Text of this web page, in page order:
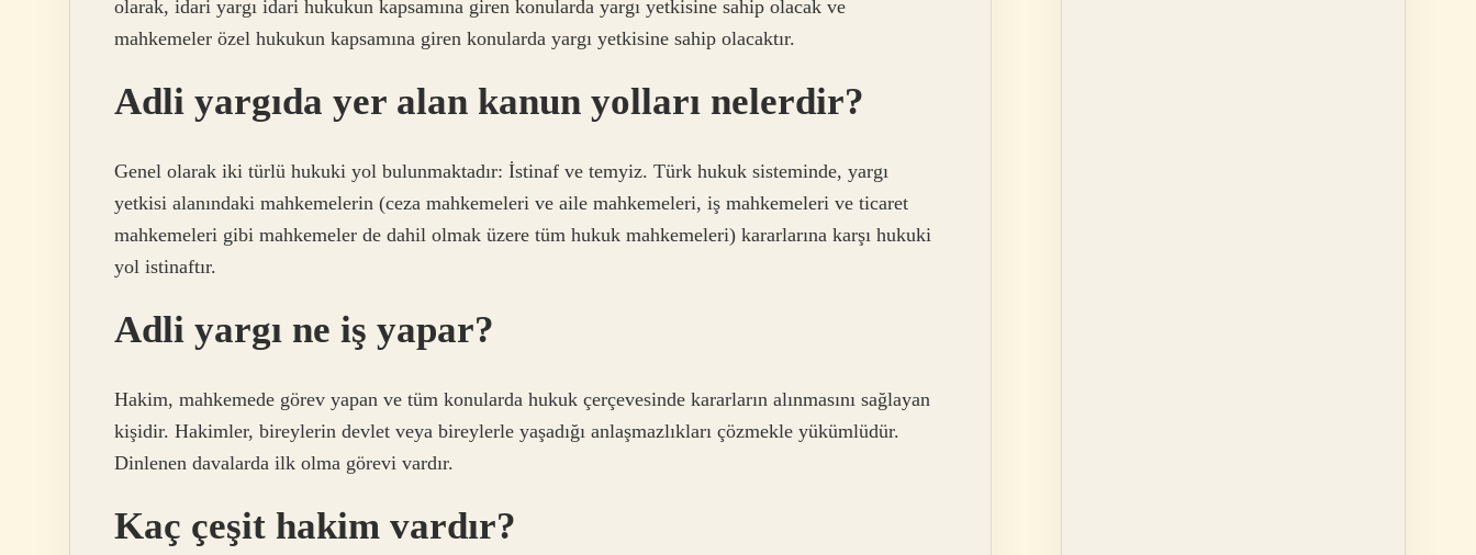
olarak, idari yargı idari hukukun kapsamına giren konularda yargı yetkisine sahip olacak ve
mahkemeler özel hukukun kapsamına giren konularda yargı yetkisine sahip olacaktır.
Adli yargıda yer alan kanun yolları nelerdir?
Genel olarak iki türlü hukuki yol bulunmaktadır: İstinaf ve temyiz. Türk hukuk sisteminde, yargı
yetkisi alanındaki mahkemelerin (ceza mahkemeleri ve aile mahkemeleri, iş mahkemeleri ve ticaret
mahkemeleri gibi mahkemeler de dahil olmak üzere tüm hukuk mahkemeleri) kararlarına karşı hukuki
yol istinaftır.
Adli yargı ne iş yapar?
Hakim, mahkemede görev yapan ve tüm konularda hukuk çerçevesinde kararların alınmasını sağlayan
kişidir. Hakimler, bireylerin devlet veya bireylerle yaşadığı anlaşmazlıkları çözmekle yükümlüdür.
Dinlenen davalarda ilk olma görevi vardır.
Kaç çeşit hakim vardır?